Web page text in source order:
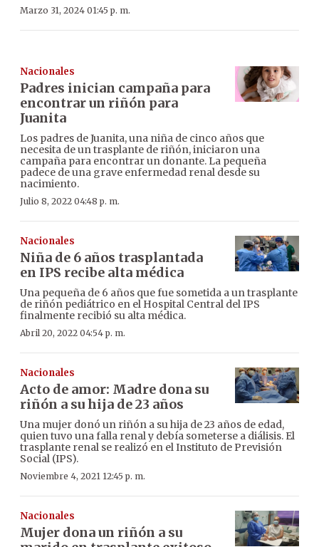
Marzo 31, 2024 01:45 p. m.
Nacionales
Padres inician campaña para
encontrar un riñón para
Juanita
Los padres de Juanita, una niña de cinco años que
necesita de un trasplante de riñón, iniciaron una
campaña para encontrar un donante. La pequeña
padece de una grave enfermedad renal desde su
nacimiento.
Julio 8, 2022 04:48 p. m.
Nacionales
Niña de 6 años trasplantada
en IPS recibe alta médica
Una pequeña de 6 años que fue sometida a un trasplante
de riñón pediátrico en el Hospital Central del IPS
finalmente recibió su alta médica.
Abril 20, 2022 04:54 p. m.
Nacionales
Acto de amor: Madre dona su
riñón a su hija de 23 años
Una mujer donó un riñón a su hija de 23 años de edad,
quien tuvo una falla renal y debía someterse a diálisis. El
trasplante renal se realizó en el Instituto de Previsión
Social (IPS).
Noviembre 4, 2021 12:45 p. m.
Nacionales
Mujer dona un riñón a su